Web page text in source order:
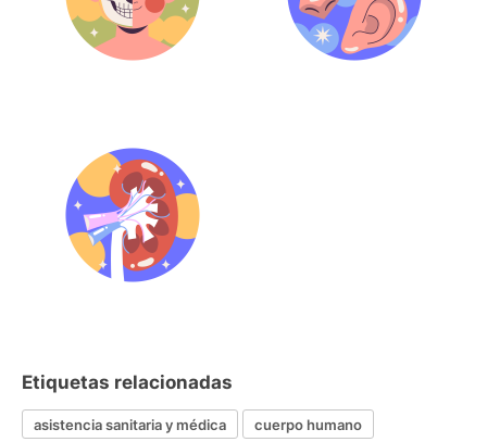
Etiquetas relacionadas
asistencia sanitaria y médica
cuerpo humano